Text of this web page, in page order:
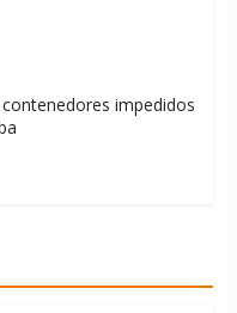
impedidos